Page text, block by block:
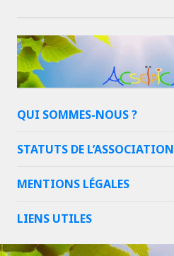
QUI SOMMES-NOUS ?
STATUTS DE L’ASSOCIATION
MENTIONS LÉGALES
LIENS UTILES